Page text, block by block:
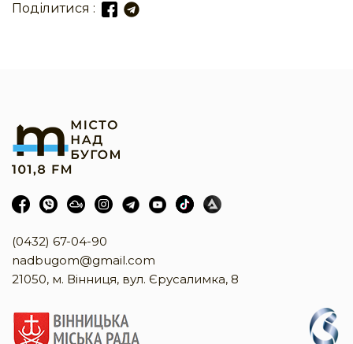
Поділитися :
(0432) 67-04-90
nadbugom@gmail.com
21050, м. Вінниця, вул. Єрусалимка, 8